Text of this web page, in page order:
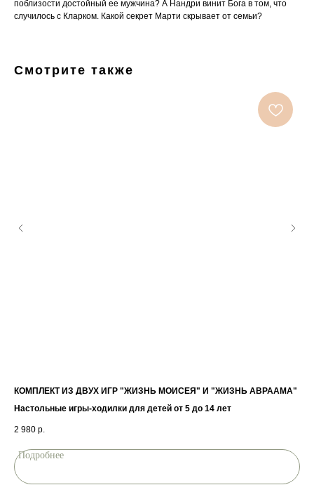
поблизости достойный ее мужчина? А Нандри винит Бога в том, что
случилось с Кларком. Какой секрет Марти скрывает от семьи?
Смотрите также
КОМПЛЕКТ ИЗ ДВУХ ИГР "ЖИЗНЬ МОИСЕЯ" И "ЖИЗНЬ АВРААМА"
Настольные игры-ходилки для детей от 5 до 14 лет
2 980 р.
Подробнее